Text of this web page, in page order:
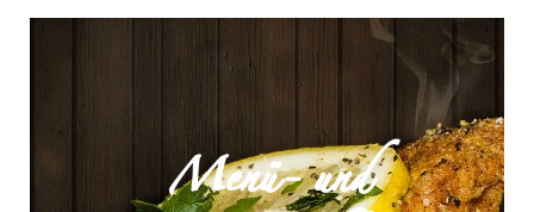
Menü- und